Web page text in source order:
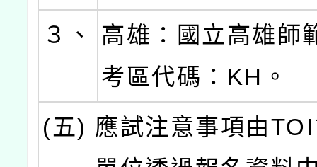
３、
高雄：國立高雄師
考區代碼：KH。
(五) 應試注意事項由